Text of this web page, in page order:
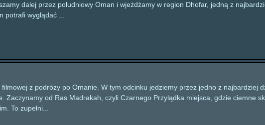
dalej przez południowy Oman i wjeżdżamy w region Dhofar, jedną z
potrafi wyglądać ...
z podróży po Omanie. W tym odcinku jedziemy przez jedno z najbardziej
Zaczynamy od Ras Madrakah, czyli Czarnego Przylądka miejsca, gdzie ciemne
To zupełni...